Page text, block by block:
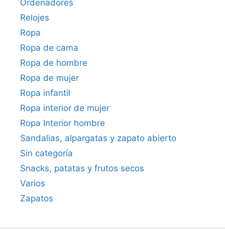
Ordenadores
Relojes
Ropa
Ropa de cama
Ropa de hombre
Ropa de mujer
Ropa infantil
Ropa interior de mujer
Ropa Interior hombre
Sandalias, alpargatas y zapato abierto
Sin categoría
Snacks, patatas y frutos secos
Varios
Zapatos